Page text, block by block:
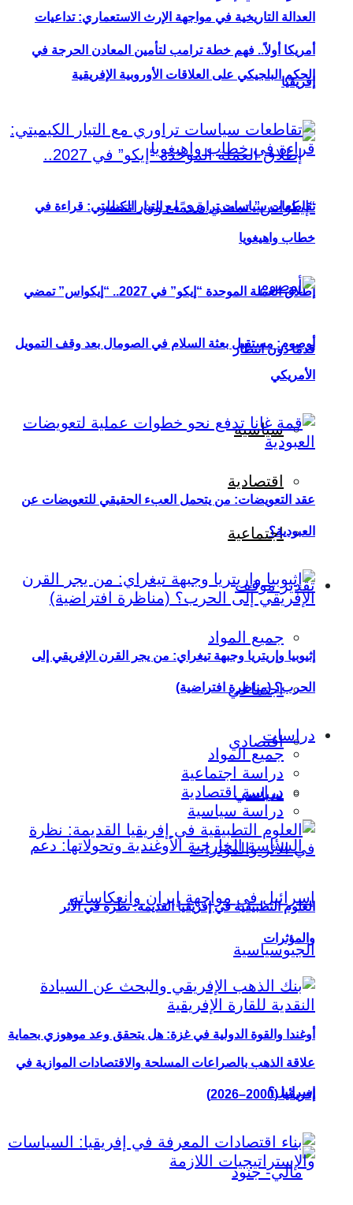
العدالة التاريخية في مواجهة الإرث الاستعماري: تداعيات
الحكم البلجيكي على العلاقات الأوروبية الإفريقية
إطلاق العملة الموحدة “إيكو” في 2027.. “إيكواس” تمضي
قدمًا دون انتظار
سياسية
اقتصادية
اجتماعية
تقدير موقف
جميع المواد
اجتماعي
اقتصادي
سياسي
أوغندا والقوة الدولية في غزة: هل يتحقق وعد موهوزي بحماية
إسرائيل؟
أمريكا أولاً.. فهم خطة ترامب لتأمين المعادن الحرجة في
إفريقيا
تقاطعات سياسات تراوري مع التيار الكيميتي: قراءة في
خطاب واهيغويا
أوصوم: مستقبل بعثة السلام في الصومال بعد وقف التمويل
الأمريكي
عقد التعويضات: من يتحمل العبء الحقيقي للتعويضات عن
العبودية؟
إثيوبيا وإريتريا وجبهة تيغراي: من يجر القرن الإفريقي إلى
الحرب؟ (مناظرة افتراضية)
دراسات
جميع المواد
دراسة اجتماعية
دراسة اقتصادية
دراسة سياسية
العلوم التطبيقية في إفريقيا القديمة: نظرة في الأثر
والمؤثرات
علاقة الذهب بالصراعات المسلحة والاقتصادات الموازية في
إفريقيا (2000–2026)